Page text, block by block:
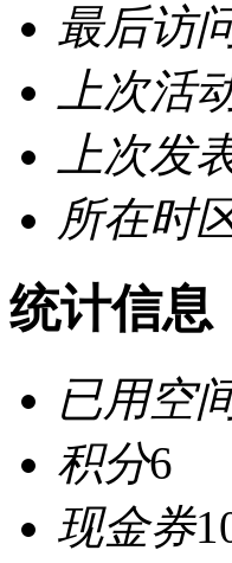
最后访
上次活
上次发
所在时
统计信息
已用空
积分6
现金券